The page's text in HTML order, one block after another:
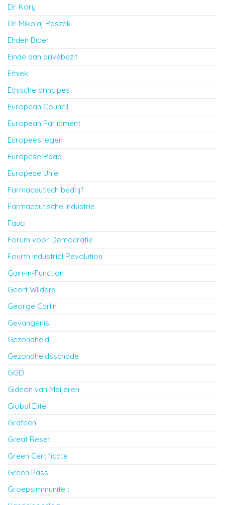
Dr. Kory
Dr. Mikolaj Raszek
Ehden Biber
Einde aan privébezit
Ethiek
Ethische principes
European Council
European Parliament
Europees leger
Europese Raad
Europese Unie
Farmaceutisch bedrijf
Farmaceutische industrie
Fauci
Forum voor Democratie
Fourth Industrial Revolution
Gain-in-Function
Geert Wilders
George Carlin
Gevangenis
Gezondheid
Gezondheidsschade
GGD
Gideon van Meijeren
Global Elite
Grafeen
Great Reset
Green Certificate
Green Pass
Groepsimmuniteit